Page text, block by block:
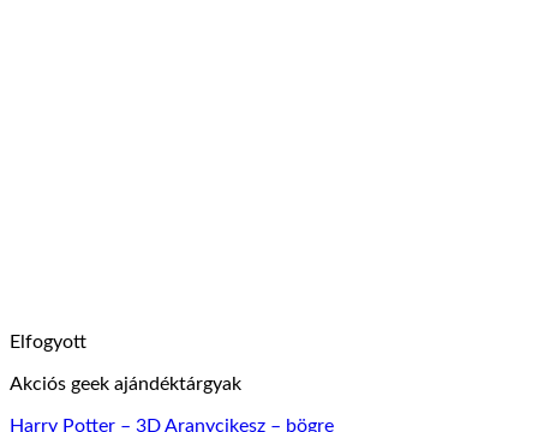
Elfogyott
Akciós geek ajándéktárgyak
Harry Potter – 3D Aranycikesz – bögre